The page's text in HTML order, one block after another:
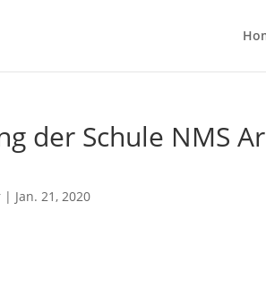
der Schule NMS
| Jan. 21, 2020